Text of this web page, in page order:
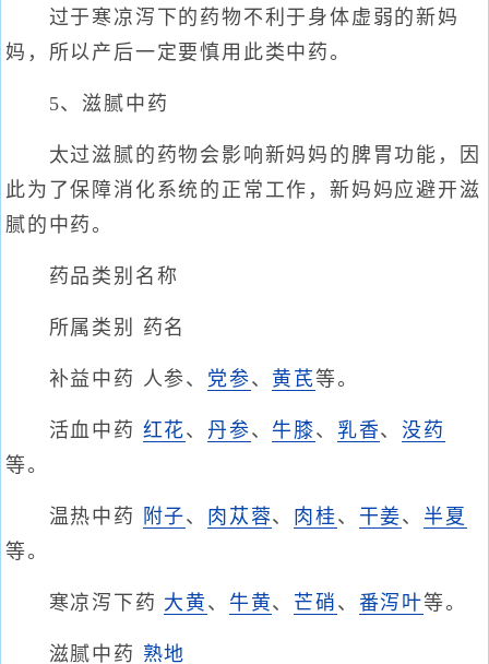
过于寒凉泻下的药物不利于身体虚弱的新妈
妈，所以产后一定要慎用此类中药。
5、滋腻中药
太过滋腻的药物会影响新妈妈的脾胃功能，因
此为了保障消化系统的正常工作，新妈妈应避开滋
腻的中药。
药品类别名称
所属类别 药名
补益中药 人参、 党参、 黄芪等。
活血中药 红花、 丹参、 牛膝、 乳香、没药
等。
温热中药 附子、 肉苁蓉、 肉桂 、 干姜、 半夏
等。
寒凉泻下药 大黄 、 牛黄、 芒硝 、 番泻叶等。
滋腻中药 熟地